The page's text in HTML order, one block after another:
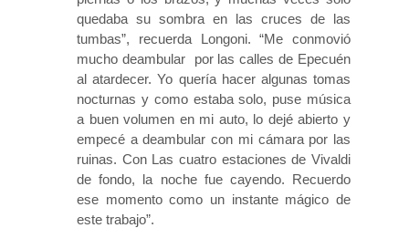
quedaba su sombra en las cruces de las
tumbas”, recuerda Longoni. “Me conmovió
mucho deambular por las calles de Epecuén
al atardecer. Yo quería hacer algunas tomas
nocturnas y como estaba solo, puse música
a buen volumen en mi auto, lo dejé abierto y
empecé a deambular con mi cámara por las
ruinas. Con Las cuatro estaciones de Vivaldi
de fondo, la noche fue cayendo. Recuerdo
ese momento como un instante mágico de
este trabajo”.